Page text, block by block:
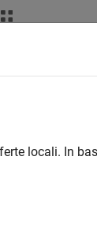
utilizzando
locali. In